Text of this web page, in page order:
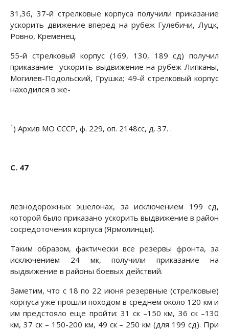
31,36, 37-й стрелковые корпуса получили приказание
уско­рить движение вперед на рубеж Гулебичи, Луцк,
Ровно, Кременец.
55-й стрелковый корпус (169, 130, 189 сд) получил
приказание ускорить выдвижение на рубеж Липканы,
Могилев-Подольский, Грушка; 49-й стрелковый корпус
находился в же-
1) Архив МО СССР, ф. 229, оп. 2148сс, д. 37. .
С. 47
лезнодорожных эшелонах, за исключением 199 сд,
которой было приказано ускорить выдвижение в район
сосредоточе­ния корпуса (Ярмолинцы).
Таким образом, фактически все резервы фронта, за
исклю­чением 24 мк, получили приказание на
выдвижение в районы боевых действий.
Заметим, что с 18 по 22 июня резервные (стрелковые)
кор­пуса уже прошли походом в среднем около 120 км и
им пред­стояло еще пройти: 31 ск –150 км, 36 ск –130
км, 37 ск – 150-200 км, 49 ск – 250 км (для 199 сд). При